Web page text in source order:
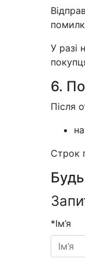
У разі
6.
Після
Строк
*Ім’я